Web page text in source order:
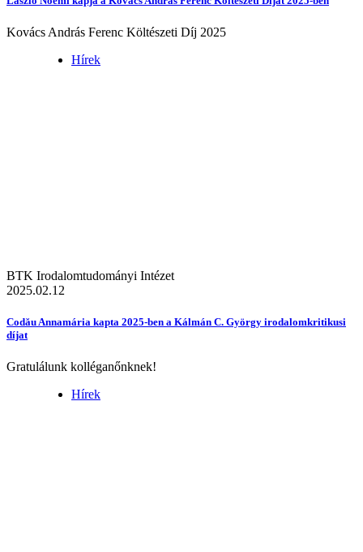
Kovács András Ferenc Költészeti Díj 2025
Hírek
BTK Irodalomtudományi Intézet
2025.02.12
Codău Annamária kapta 2025-ben a Kálmán C. György irodalomkritikusi
díjat
Gratulálunk kolléganőnknek!
Hírek